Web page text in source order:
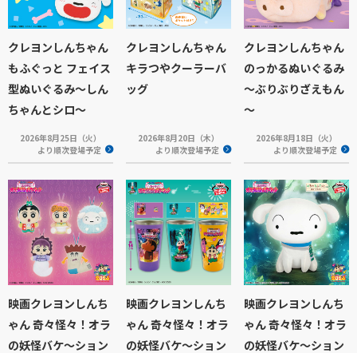
クレヨンしんちゃん
もふぐっと フェイス
型ぬいぐるみ～しん
ちゃんとシロ～
2026年8月25日（火）
より順次登場予定
クレヨンしんちゃん
キラつやクーラーバ
ッグ
2026年8月20日（木）
より順次登場予定
クレヨンしんちゃん
のっかるぬいぐるみ
～ぶりぶりざえもん
～
2026年8月18日（火）
より順次登場予定
映画クレヨンしんち
ゃん 奇々怪々！オラ
の妖怪バケ～ション
映画クレヨンしんち
ゃん 奇々怪々！オラ
の妖怪バケ～ション
映画クレヨンしんち
ゃん 奇々怪々！オラ
の妖怪バケ～ション